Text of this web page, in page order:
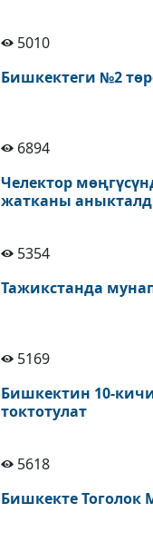
5010
Бишкектеги №2
6894
Челектор
жатканы
5354
Тажикстанда
5169
Бишкектин 10-
токтотулат
5618
Бишкекте Тоголок